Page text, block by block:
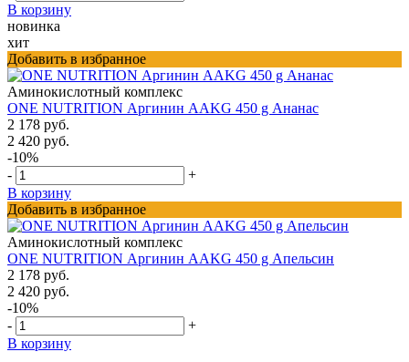
В корзину
новинка
хит
Добавить в избранное
Аминокислотный комплекс
ONE NUTRITION Аргинин AAKG 450 g Ананас
2 178 руб.
2 420 руб.
-10%
-
+
В корзину
Добавить в избранное
Аминокислотный комплекс
ONE NUTRITION Аргинин AAKG 450 g Апельсин
2 178 руб.
2 420 руб.
-10%
-
+
В корзину